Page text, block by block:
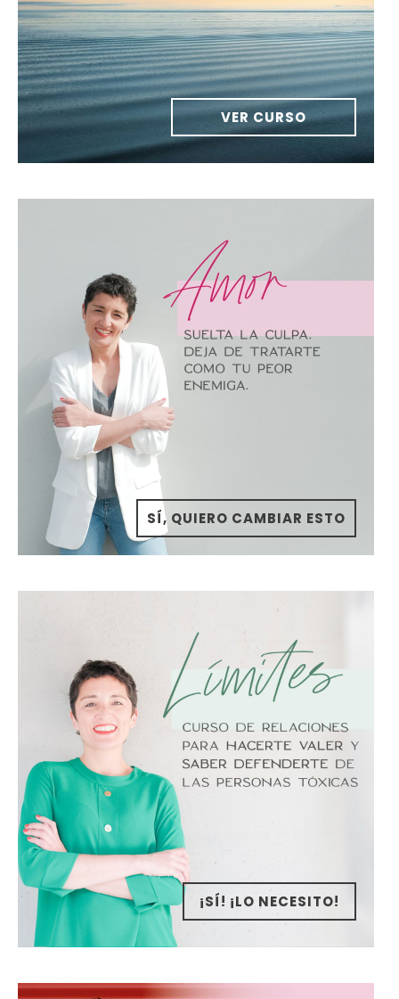
VER CURSO
SÍ, QUIERO CAMBIAR ESTO
¡SÍ! ¡LO NECESITO!